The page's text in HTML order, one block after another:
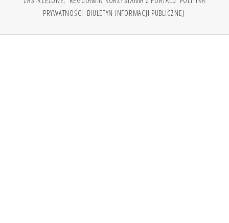
PRYWATNOŚCI BIULETYN INFORMACJI PUBLICZNEJ